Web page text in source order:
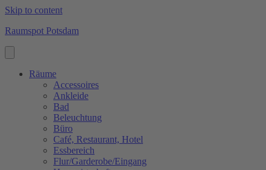
Skip to content
Raumspot Potsdam
Räume
Accessoires
Ankleide
Bad
Beleuchtung
Büro
Café, Restaurant, Hotel
Essbereich
Flur/Garderobe/Eingang